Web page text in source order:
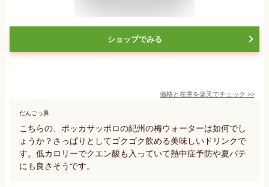
ショップでみる
価格と在庫を楽天でチェック >>
だんごっ鼻
こちらの、ポッカサッポロの紀州の梅ウォーターは如何でし
ょうか？さっぱりとしてゴクゴク飲める美味しいドリンクで
す。低カロリーでクエン酸も入っていて熱中症予防や夏バテ
にも良さそうです。